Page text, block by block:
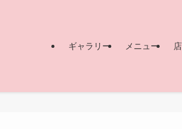
ギャラリー メニュー